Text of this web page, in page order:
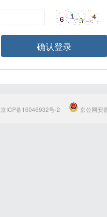
确认登录
京ICP备16046932号-2 京公网安